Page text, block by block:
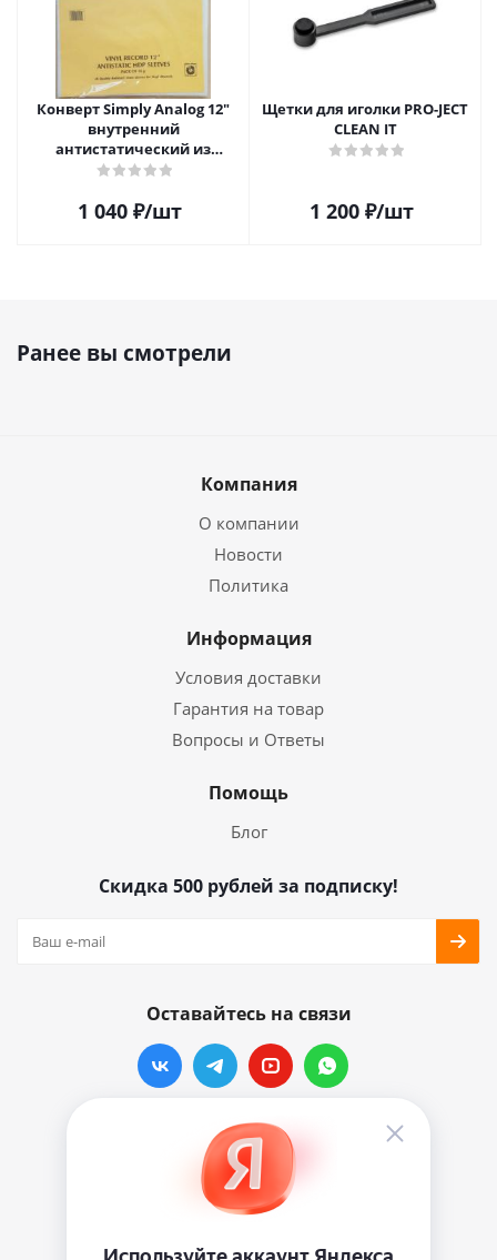
Конверт Simply Analog 12"
внутренний
антистатический из
полиэтилена для пластинок
1 040₽/шт
Щетки для иголки PRO-JECT
CLEAN IT
1 200₽/шт
Ранее вы смотрели
Компания
О компании
Новости
Политика
Информация
Условия доставки
Гарантия на товар
Вопросы и Ответы
Помощь
Блог
Скидка 500 рублей за подписку!
Оставайтесь на связи
Наши контакты
info@vinylmarkt.ru